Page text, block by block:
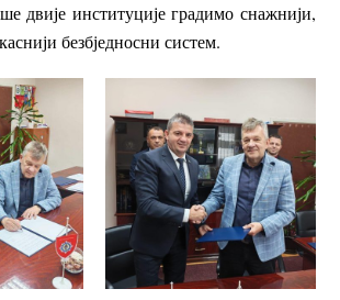
двије институције градимо снажнији,
безбједносни систем.